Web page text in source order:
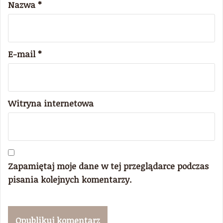
Nazwa *
E-mail*
Witryna internetowa
Zapamiętaj moje dane w tej przeglądarce podczas
pisania kolejnych komentarzy.